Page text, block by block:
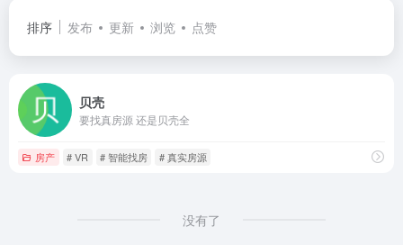
排序 发布 更新 浏览 点赞
贝壳
要找真房源 还是贝壳全
房产 # VR # 智能找房 # 真实房源
没有了